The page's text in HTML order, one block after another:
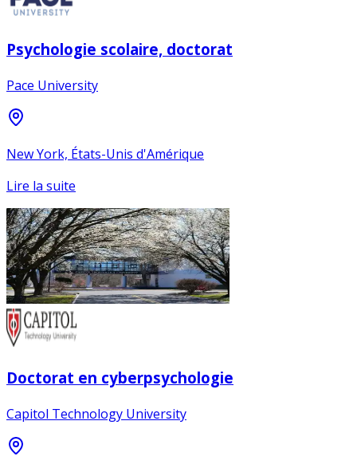
Psychologie scolaire, doctorat
Pace University
New York, États-Unis d'Amérique
Lire la suite
Doctorat en cyberpsychologie
Capitol Technology University